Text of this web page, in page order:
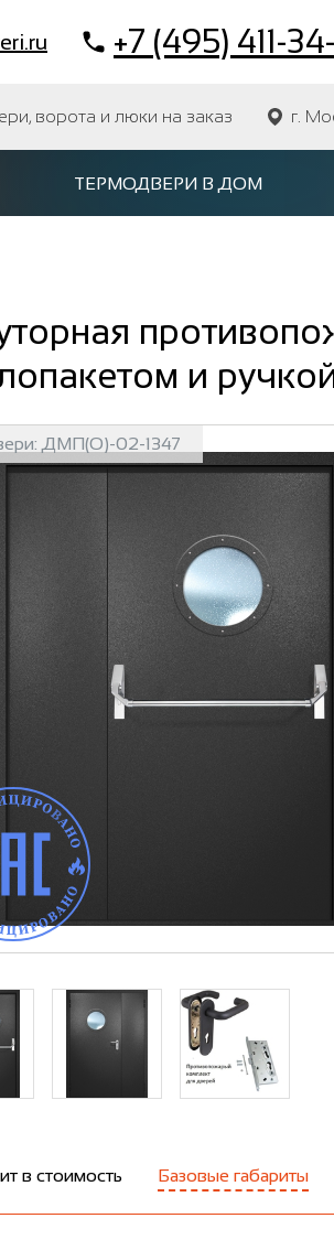
+7 (495) 411-
ворота и люки на заказ г.
ТЕРМОДВЕРИ В ДОМ
и
ДМП(О)-02-1347
в стоимость Базовые габариты